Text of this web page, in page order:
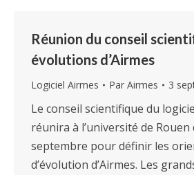
Réunion du conseil
évolutions d’Airmes
Logiciel Airmes Par Airmes 3
Le conseil scientifique du
réunira à l’université de Rouen
septembre pour définir les
d’évolution d’Airmes. Les